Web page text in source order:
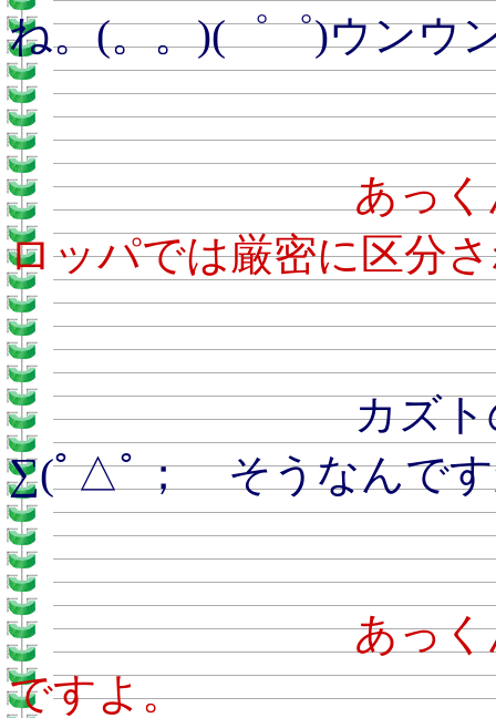
ね。(。。)(゜゜)ウンウ
あ
ロッパでは厳密に区分
カズトのおと
∑(ﾟ△ﾟ； そうなんです
あ
ですよ。